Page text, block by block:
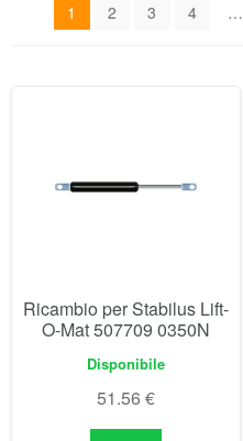
1 2 3 4 …
Ricambio per Stabilus Lift-
O-Mat 507709 0350N
Disponibile
51.56 €